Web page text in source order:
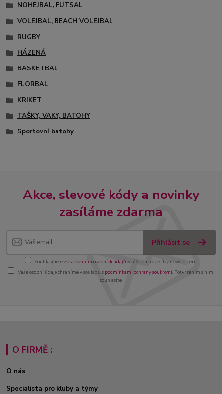
NOHEJBAL, FUTSAL
VOLEJBAL, BEACH VOLEJBAL
RUGBY
HÁZENÁ
BASKETBAL
FLORBAL
KRIKET
TAŠKY, VAKY, BATOHY
Sportovní batohy
Akce, slevové kódy a novinky
zasíláme zdarma
Přihlásit se
Souhlasím se zpracováním osobních údajůza účelem rozesílky newsletteru.
Vaše osobní údaje chráníme v souladu s podmínkami ochrany soukromí. Potvrzením s nimi
souhlasíte.
O FIRMĚ :
O nás
Specialista pro kluby a týmy